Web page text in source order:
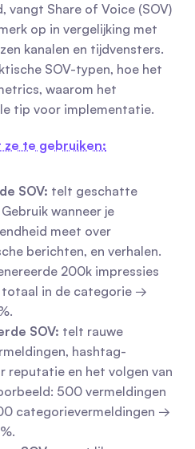
vangt Share of Voice (SOV)
op in vergelijking met
kanalen en tijdvensters.
SOV-typen, hoe het
waarom het
tip voor implementatie.
ze te gebruiken:
SOV: telt geschatte
wanneer je
meet over
berichten, en verhalen.
200k impressies
totaal in de categorie →
SOV: telt rauwe
hashtag-
reputatie en het volgen van
500 vermeldingen
categorievermeldingen →